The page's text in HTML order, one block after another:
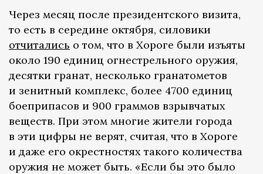
Через месяц после президентского визита,
то есть в середине октября, силовики
отчитались о том, что в Хороге были изъяты
около 190 единиц огнестрельного оружия,
десятки гранат, несколько гранатометов
и зенитный комплекс, более 4700 единиц
боеприпасов и 900 граммов взрывчатых
веществ. При этом многие жители города
в эти цифры не верят, считая, что в Хороге
и даже его окрестностях такого количества
оружия не может быть. «Если бы это было